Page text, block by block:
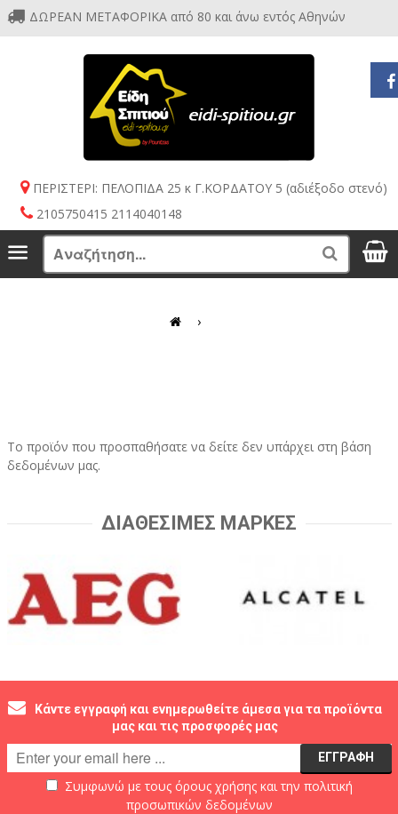
ΔΩΡΕΑΝ ΜΕΤΑΦΟΡΙΚΑ από 80 και άνω εντός Αθηνών
ΠΕΡΙΣΤΕΡΙ: ΠΕΛΟΠΙΔΑ 25 κ Γ.ΚΟΡΔΑΤΟΥ 5 (αδιέξοδο στενό)
2105750415 2114040148
Menu Search
›
Το προϊόν που προσπαθήσατε να δείτε δεν υπάρχει στη βάση
δεδομένων μας.
ΔΙΑΘΕΣΙΜΕΣ ΜΑΡΚΕΣ
Κάντε εγγραφή και ενημερωθείτε άμεσα για τα προϊόντα
μας και τις προσφορές μας
Συμφωνώ με τους όρους χρήσηςκαι την πολιτική
προσωπικών δεδομένων